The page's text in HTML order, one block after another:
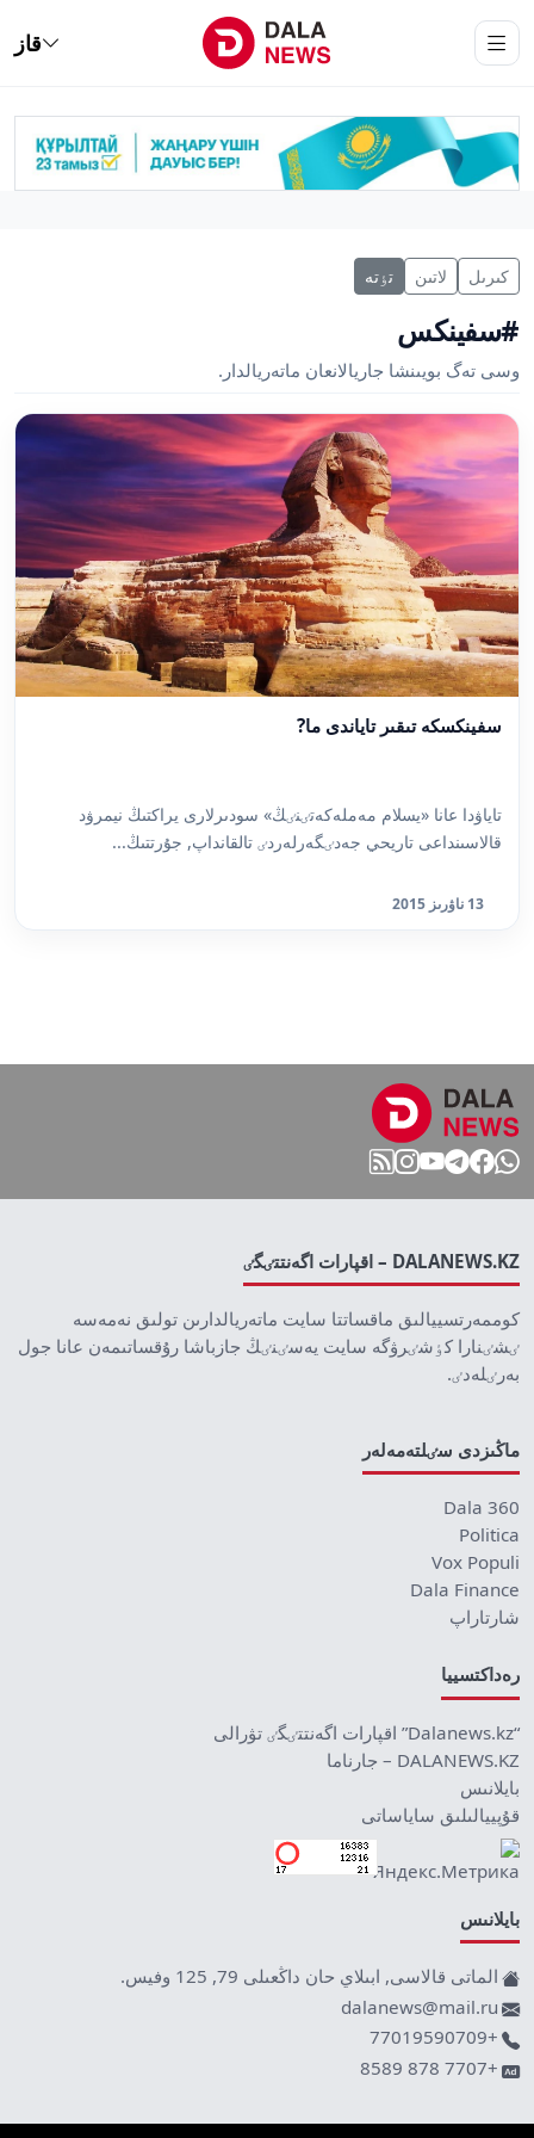
قاز
كىرىل لاتىن تٶتە
#سفينكس
وسى تەگ بويىنشا جاريالانعان ماتەريالدار.
سفينكسكە تىقىر تاياندى ما?
تاياۋدا عانا «يسلام مەملەكەتٸنٸڭ» سودىرلارى يراكتىڭ نيمرۋد
قالاسىنداعى تاريحي جەدٸگەرلەردٸ تالقانداپ, جۇرتتىڭ...
13 ناۋرىز 2015
DALANEWS.KZ – اقپارات اگەنتتٸگٸ
كوممەرتسييالىق ماقساتتا سايت ماتەريالدارىن تولىق نەمەسە
ٸشٸنارا كٶشٸرۋگە سايت يەسٸنٸڭ جازباشا رۇقساتىمەن عانا جول
بەرٸلەدٸ.
ماڭىزدى سٸلتەمەلەر
Dala 360
Politica
Vox Populi
Dala Finance
شارتاراپ
رەداكتسييا
“Dalanews.kz” اقپارات اگەنتتٸگٸ تۋرالى
DALANEWS.KZ – جارناما
بايلانىس
قۇپييالىلىق ساياساتى
بايلانىس
الماتى قالاسى, ابىلاي حان داڭعىلى 79, 125 وفيس.
dalanews@mail.ru
+77019590709
+7707 878 8589